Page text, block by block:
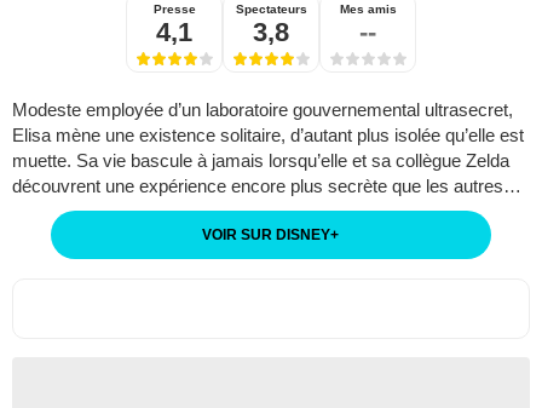
Presse
4,1
Spectateurs
3,8
Mes amis
--
Modeste employée d’un laboratoire gouvernemental ultrasecret,
Elisa mène une existence solitaire, d’autant plus isolée qu’elle est
muette. Sa vie bascule à jamais lorsqu’elle et sa collègue Zelda
découvrent une expérience encore plus secrète que les autres…
VOIR SUR DISNEY+